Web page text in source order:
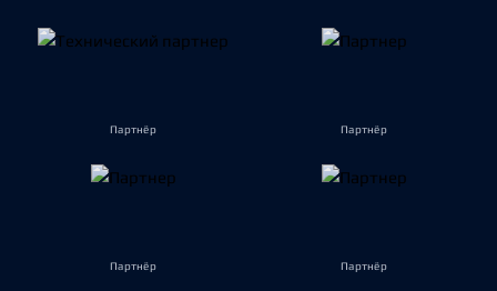
Партнёр Партнёр
Партнёр Партнёр